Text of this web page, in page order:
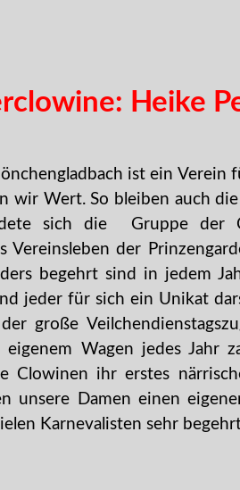
Heike
ist ein Verein
wir Wert. So bleiben auch
sich die Gruppe der
Vereinsleben der
begehrt sind in jedem
jeder für sich ein Unikat
große
Wagen jedes Jahr
Clowinen ihr erstes
unsere Damen einen
Karnevalisten sehr